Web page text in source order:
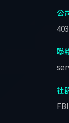
公
聯
社
FB